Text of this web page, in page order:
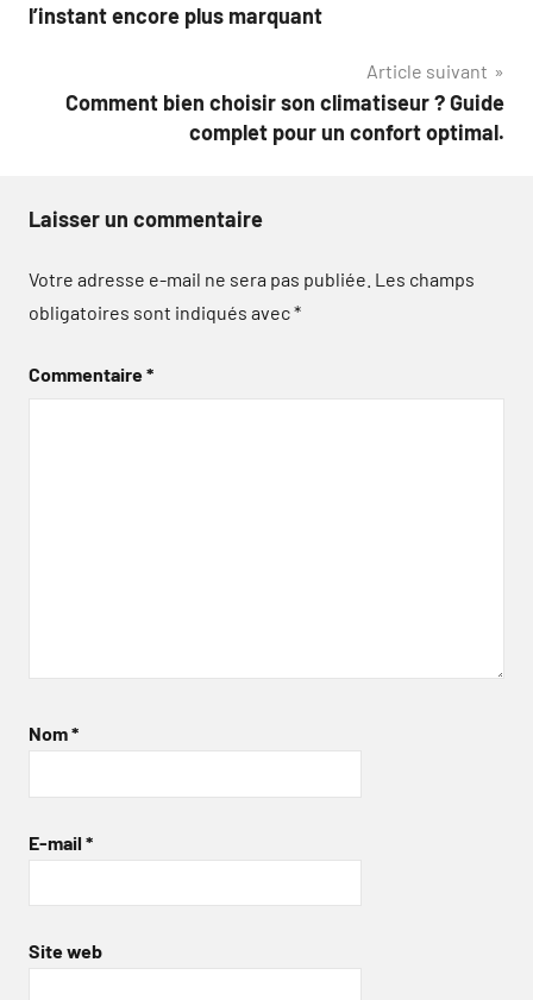
l’article
l’instant encore plus marquant
Article suivant
Comment bien choisir son climatiseur ? Guide
complet pour un confort optimal.
Laisser un commentaire
Votre adresse e-mail ne sera pas publiée. Les champs
obligatoires sont indiqués avec*
Commentaire*
Nom*
E-mail *
Site web